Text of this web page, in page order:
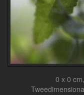
0 x 0